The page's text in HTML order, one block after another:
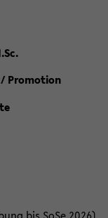
Promotion
bis SoSe 2026)